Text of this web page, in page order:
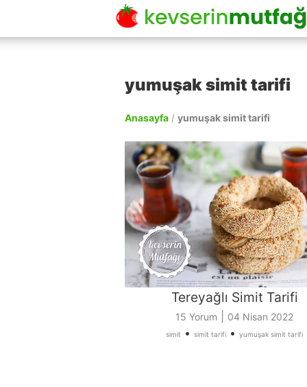
yumuşak simit tarifi
Anasayfa / yumuşak simit tarifi
Tereyağlı Simit Tarifi
15 Yorum 04 Nisan 2022
simit • simit tarifi • yumuşak simit tarifi